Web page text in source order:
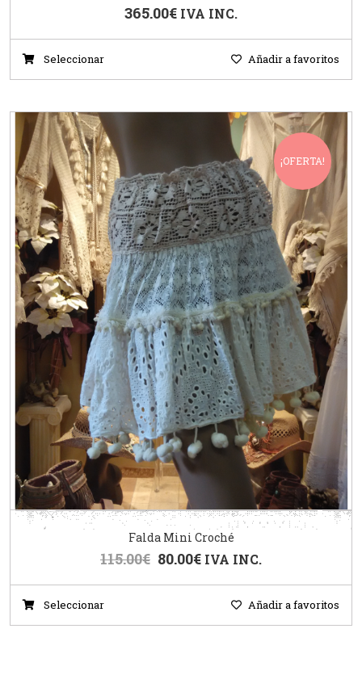
365.00€ IVA INC.
Seleccionar Añadir a favoritos
¡OFERTA!
Falda Mini Croché
115.00€ 80.00€ IVA INC.
Seleccionar Añadir a favoritos